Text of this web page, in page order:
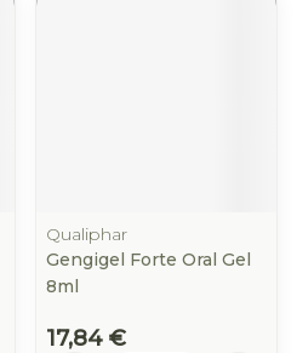
Qualiphar
Gengigel Forte Oral Gel
8ml
17,84 €